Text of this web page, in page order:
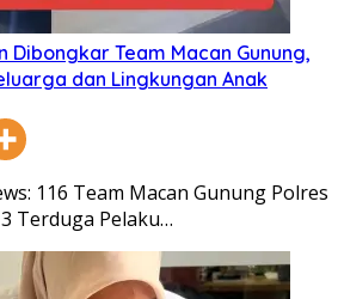
Dibongkar Team Macan Gunung,
dan Lingkungan Anak
116 Team Macan Gunung Polres
Terduga Pelaku…